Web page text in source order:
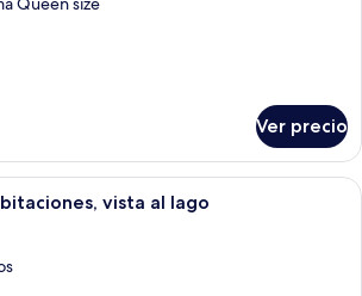
Ver precio
Un dormitorio con cama, ventilador
vista al lago